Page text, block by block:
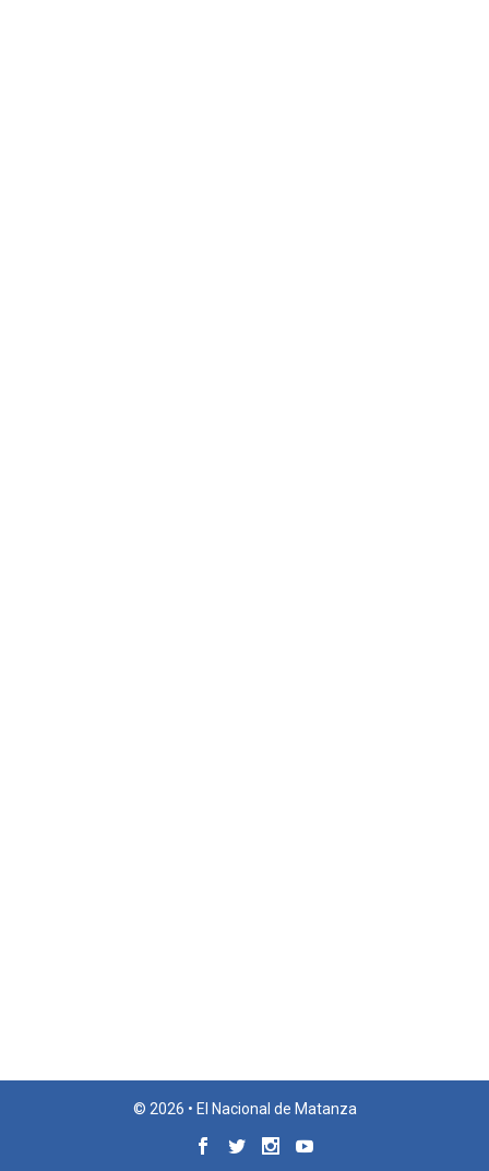
© 2026 • El Nacional de Matanza